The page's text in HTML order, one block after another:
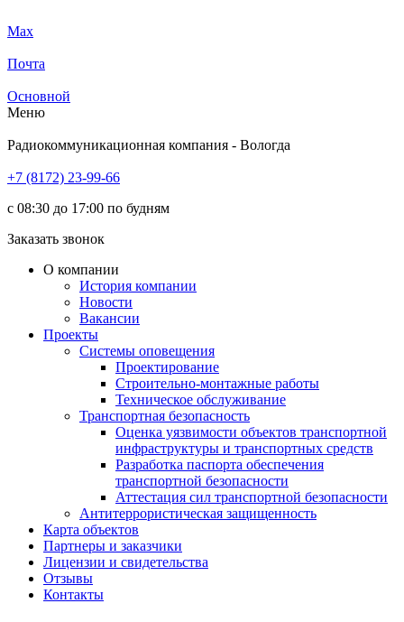
Max
Почта
Основной
Меню
Радиокоммуникационная компания - Вологда
+7 (8172) 23-99-66
с 08:30 до 17:00 по будням
Заказать звонок
О компании
История компании
Новости
Вакансии
Проекты
Системы оповещения
Проектирование
Строительно-монтажные работы
Техническое обслуживание
Транспортная безопасность
Оценка уязвимости объектов транспортной
инфраструктуры и транспортных средств
Разработка паспорта обеспечения
транспортной безопасности
Аттестация сил транспортной безопасности
Антитеррористическая защищенность
Карта объектов
Партнеры и заказчики
Лицензии и свидетельства
Отзывы
Контакты